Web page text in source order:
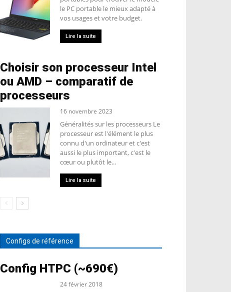
le PC portable le mieux adapté à
vos usages et votre budget.
Lire la suite
Choisir son processeur Intel
ou AMD – comparatif de
processeurs
16 novembre 2023
Généralités sur les processeurs Le
processeur est l'élément le plus
connu d'un ordinateur et c'est
aussi le plus important, c'est le
cœur ou plutôt le...
Lire la suite
Configs de référence
Config HTPC (~690€)
24 février 2018